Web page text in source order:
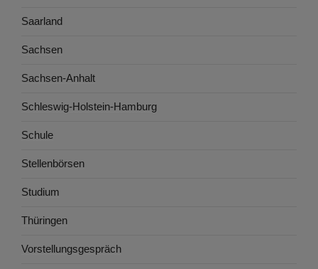
Saarland
Sachsen
Sachsen-Anhalt
Schleswig-Holstein-Hamburg
Schule
Stellenbörsen
Studium
Thüringen
Vorstellungsgespräch